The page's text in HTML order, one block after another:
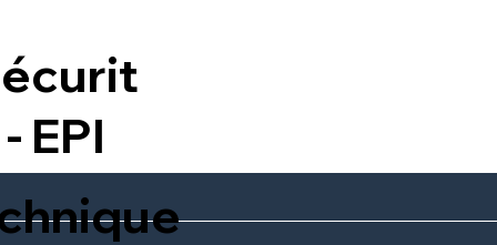
EPI